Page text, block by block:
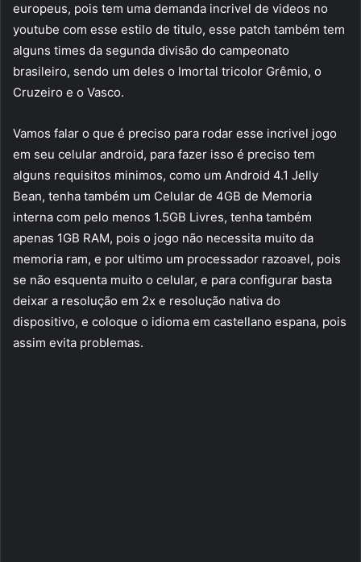
europeus, pois tem uma demanda incrivel de videos no
youtube com esse estilo de titulo, esse patch também tem
alguns times da segunda divisão do campeonato
brasileiro, sendo um deles o Imortal tricolor Grêmio, o
Cruzeiro e o Vasco.
Vamos falar o que é preciso para rodar esse incrivel jogo
em seu celular android, para fazer isso é preciso tem
alguns requisitos minimos, como um Android 4.1 Jelly
Bean, tenha também um Celular de 4GB de Memoria
interna com pelo menos 1.5GB Livres, tenha também
apenas 1GB RAM, pois o jogo não necessita muito da
memoria ram, e por ultimo um processador razoavel, pois
se não esquenta muito o celular, e para configurar basta
deixar a resolução em 2x e resolução nativa do
dispositivo, e coloque o idioma em castellano espana, pois
assim evita problemas.